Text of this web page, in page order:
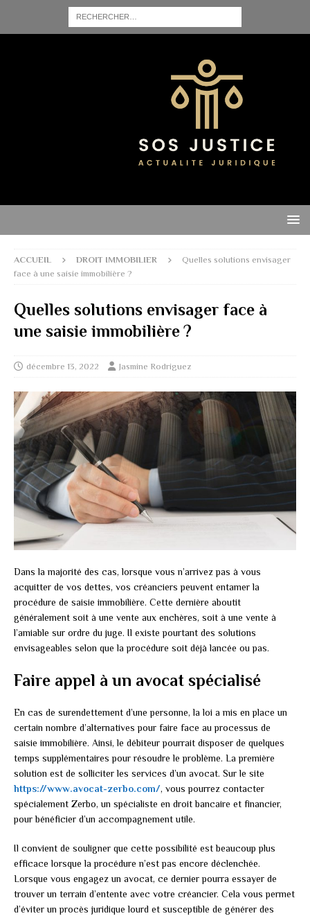
ACCUEIL DROIT IMMOBILIER
Quelles solutions envisager
face à une saisie immobilière ?
Quelles solutions envisager face à
une saisie immobilière ?
décembre 13, 2022 Jasmine Rodriguez
Dans la majorité des cas, lorsque vous n’arrivez pas à vous
acquitter de vos dettes, vos créanciers peuvent entamer la
procédure de saisie immobilière. Cette dernière aboutit
généralement soit à une vente aux enchères, soit à une vente à
l’amiable sur ordre du juge. Il existe pourtant des solutions
envisageables selon que la procédure soit déjà lancée ou pas.
Faire appel à un avocat spécialisé
En cas de surendettement d’une personne, la loi a mis en place un
certain nombre d’alternatives pour faire face au processus de
saisie immobilière. Ainsi, le débiteur pourrait disposer de quelques
temps supplémentaires pour résoudre le problème. La première
solution est de solliciter les services d’un avocat. Sur le site
https://www.avocat-zerbo.com/, vous pourrez contacter
spécialement Zerbo, un spécialiste en droit bancaire et financier,
pour bénéficier d’un accompagnement utile.
Il convient de souligner que cette possibilité est beaucoup plus
efficace lorsque la procédure n’est pas encore déclenchée.
Lorsque vous engagez un avocat, ce dernier pourra essayer de
trouver un terrain d’entente avec votre créancier. Cela vous permet
d’éviter un procès juridique lourd et susceptible de générer des